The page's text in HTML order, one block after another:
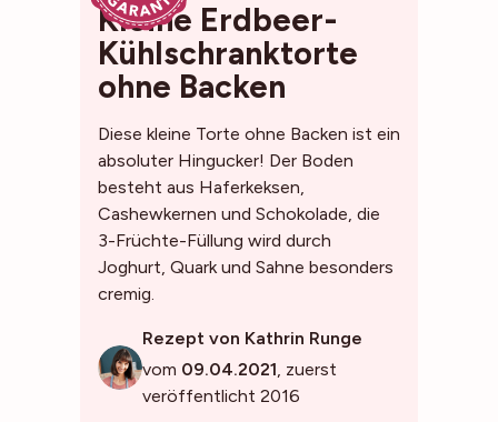
Kleine Erdbeer-
Kühlschranktorte
ohne Backen
Diese kleine Torte ohne Backen ist ein
absoluter Hingucker! Der Boden
besteht aus Haferkeksen,
Cashewkernen und Schokolade, die
3-Früchte-Füllung wird durch
Joghurt, Quark und Sahne besonders
cremig.
Rezept von Kathrin Runge
vom 09.04.2021, zuerst
veröffentlicht 2016